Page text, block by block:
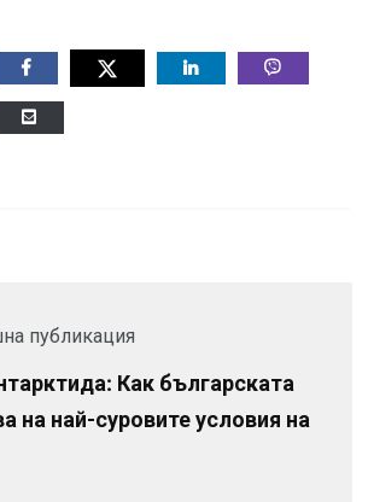
публикация
Как българската
на най-суровите условия на